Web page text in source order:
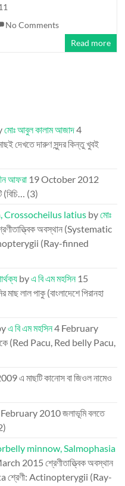
No Comments
Read more
মোঃ আবুল কালাম আজাদ4
দেখতে দারুণ সুন্দর কিন্তু খুবই
আফরা 19 October 2012
(3)
Crossocheilus latius byমোঃ
অবস্থান (Systematic
(Ray-finned
byএ বি এম মহসিন 15
মাছ লাল পাকু (বাংলাদেশে পিরানহা
এ বি এম মহসিন4 February
(Red Pacu, Red belly Pacu,
এ মাছটি কানোস বা জিওল নামেও
2010জলাভূমি বলতে
minnow, Salmophasia
2015 শ্রেণীতাত্ত্বিক অবস্থান
শ্রেণী: Actinopterygii (Ray-